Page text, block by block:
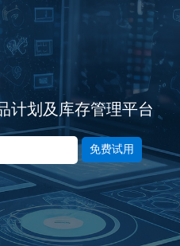
计划及库存管理平台
免费试用